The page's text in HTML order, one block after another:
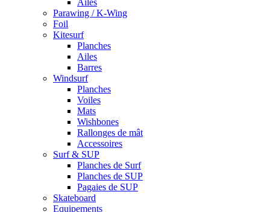
Ailes
Parawing / K-Wing
Foil
Kitesurf
Planches
Ailes
Barres
Windsurf
Planches
Voiles
Mats
Wishbones
Rallonges de mât
Accessoires
Surf & SUP
Planches de Surf
Planches de SUP
Pagaies de SUP
Skateboard
Equipements